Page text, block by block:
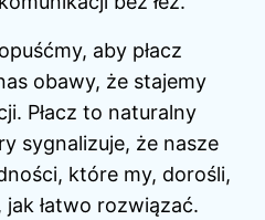
aby płacz
obawy, że stajemy
Płacz to naturalny
sygnalizuje, że nasze
które my, dorośli,
łatwo rozwiązać.